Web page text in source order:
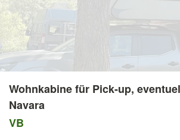
Wohnkabine für Pick-up,
Navara
VB